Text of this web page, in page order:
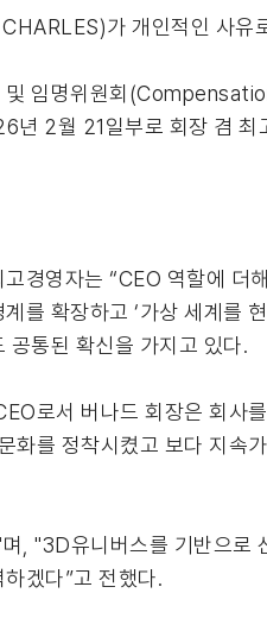
가 개인적인 사유
및 임명위원회
년 2월 21일부로 회장 겸
경영자는 “CEO 역할에
를 확장하고 ‘가상 세계를
공통된 확신을 가지고 있다.
로서 버나드 회장은 회사
화를 정착시켰고 보다 지
, "3D유니버스를 기반으로
겠다”고 전했다.